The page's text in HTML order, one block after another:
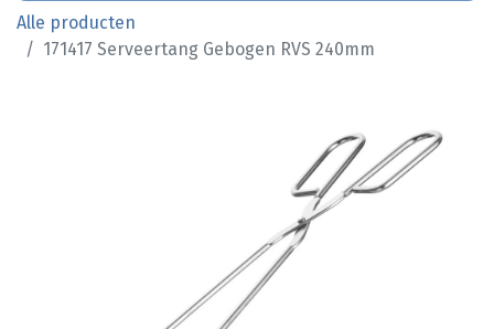
Alle producten
171417 Serveertang Gebogen RVS 240mm